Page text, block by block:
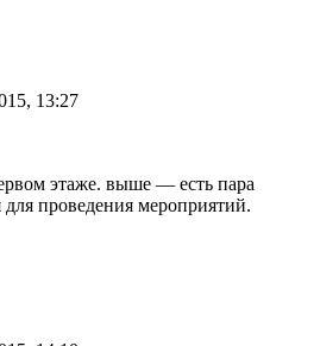
13:27
этаже. выше — есть пара
проведения мероприятий.